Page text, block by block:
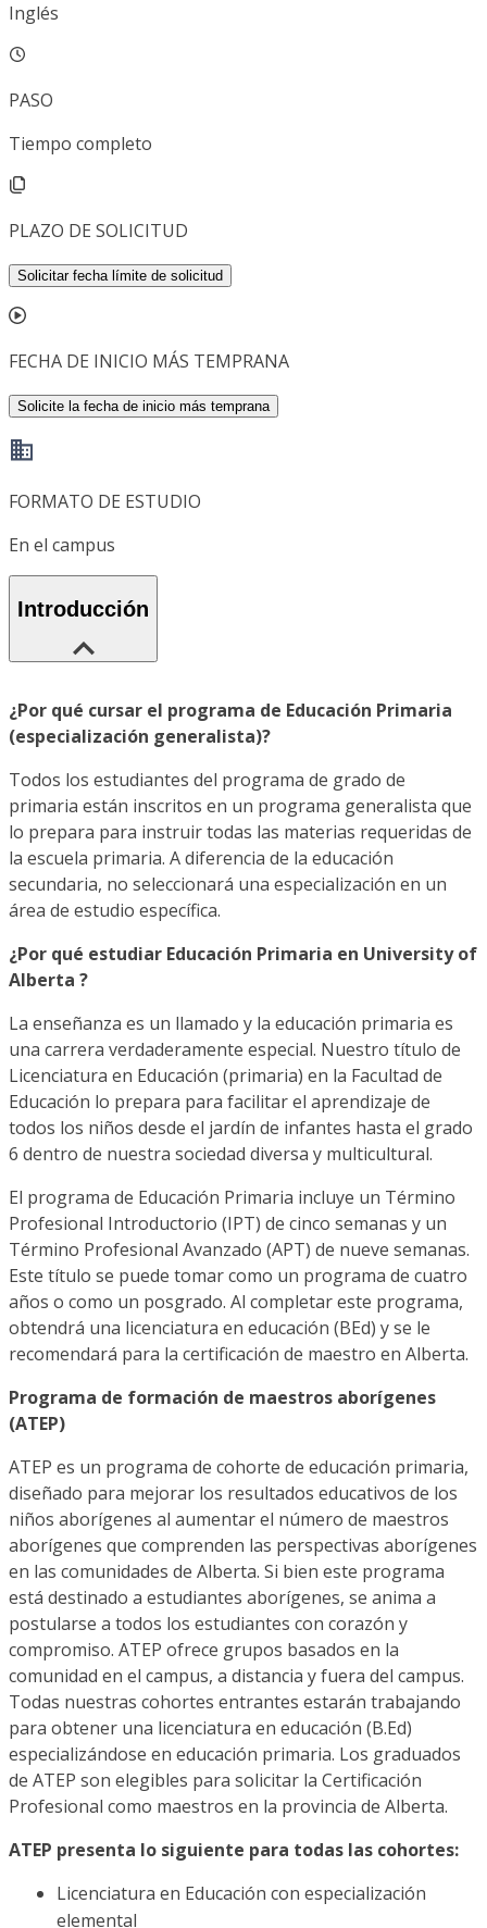
Inglés
PASO
Tiempo completo
PLAZO DE SOLICITUD
Solicitar fecha límite de solicitud
FECHA DE INICIO MÁS TEMPRANA
Solicite la fecha de inicio más temprana
FORMATO DE ESTUDIO
En el campus
Introducción
¿Por qué cursar el programa de Educación Primaria
(especialización generalista)?
Todos los estudiantes del programa de grado de
primaria están inscritos en un programa generalista que
lo prepara para instruir todas las materias requeridas de
la escuela primaria. A diferencia de la educación
secundaria, no seleccionará una especialización en un
área de estudio específica.
¿Por qué estudiar Educación Primaria en University of
Alberta ?
La enseñanza es un llamado y la educación primaria es
una carrera verdaderamente especial. Nuestro título de
Licenciatura en Educación (primaria) en la Facultad de
Educación lo prepara para facilitar el aprendizaje de
todos los niños desde el jardín de infantes hasta el grado
6 dentro de nuestra sociedad diversa y multicultural.
El programa de Educación Primaria incluye un Término
Profesional Introductorio (IPT) de cinco semanas y un
Término Profesional Avanzado (APT) de nueve semanas.
Este título se puede tomar como un programa de cuatro
años o como un posgrado. Al completar este programa,
obtendrá una licenciatura en educación (BEd) y se le
recomendará para la certificación de maestro en Alberta.
Programa de formación de maestros aborígenes
(ATEP)
ATEP es un programa de cohorte de educación primaria,
diseñado para mejorar los resultados educativos de los
niños aborígenes al aumentar el número de maestros
aborígenes que comprenden las perspectivas aborígenes
en las comunidades de Alberta. Si bien este programa
está destinado a estudiantes aborígenes, se anima a
postularse a todos los estudiantes con corazón y
compromiso. ATEP ofrece grupos basados en la
comunidad en el campus, a distancia y fuera del campus.
Todas nuestras cohortes entrantes estarán trabajando
para obtener una licenciatura en educación (B.Ed)
especializándose en educación primaria. Los graduados
de ATEP son elegibles para solicitar la Certificación
Profesional como maestros en la provincia de Alberta.
ATEP presenta lo siguiente para todas las cohortes:
Licenciatura en Educación con especialización
elemental